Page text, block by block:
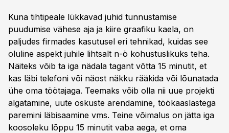
Kuna tihtipeale lükkavad juhid tunnustamise
puudumise vähese aja ja kiire graafiku kaela, on
paljudes firmades kasutusel eri tehnikad, kuidas see
oluline aspekt juhile lihtsalt n-ö kohustuslikuks teha.
Näiteks võib ta iga nädala tagant võtta 15 minutit, et
kas läbi telefoni või näost näkku rääkida või lõunatada
ühe oma töötajaga. Teemaks võib olla nii uue projekti
algatamine, uute oskuste arendamine, töökaaslastega
paremini läbisaamine vms. Teine võimalus on jätta iga
koosoleku lõppu 15 minutit vaba aega, et oma